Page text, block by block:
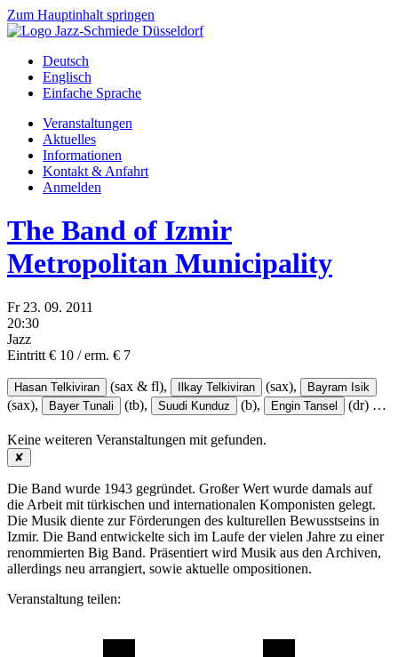
Zum Hauptinhalt springen
Deutsch
Englisch
Einfache Sprache
Veranstaltungen
Aktuelles
Informationen
Kontakt & Anfahrt
Anmelden
The Band of Izmir
Metropolitan Municipality
Fr 23. 09. 2011
20:30
Jazz
Eintritt € 10 / erm. € 7
Hasan Telkiviran (sax & fl), Ilkay Telkiviran (sax), Bayram Isik
(sax), Bayer Tunali (tb), Suudi Kunduz (b), Engin Tansel (dr) …
Keine weiteren Veranstaltungen mit gefunden.
✘
Die Band wurde 1943 gegründet. Großer Wert wurde damals auf
die Arbeit mit türkischen und internationalen Komponisten gelegt.
Die Musik diente zur Förderungen des kulturellen Bewusstseins in
Izmir. Die Band entwickelte sich im Laufe der vielen Jahre zu einer
renommierten Big Band. Präsentiert wird Musik aus den Archiven,
allerdings neu arrangiert, sowie aktuelle ompositionen.
Veranstaltung teilen: